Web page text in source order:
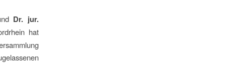
Dr. jur.
hat